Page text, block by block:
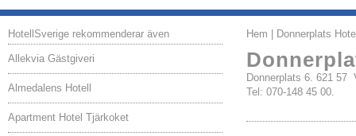
HotellSverige rekommenderar även
Allekvia Gästgiveri
Almedalens Hotell
Apartment Hotel Tjärkoket
Hem | Donnerplats
Donnerplats 6. 621 57
Tel: 070-148 45 00.